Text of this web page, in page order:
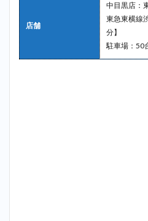
店舗
中目黒店：
東急東横線
分】
駐車場：50